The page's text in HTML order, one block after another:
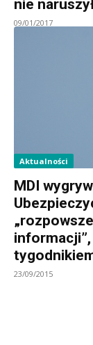
nie
09/01/2017
Aktualności
MDI
23/09/2015